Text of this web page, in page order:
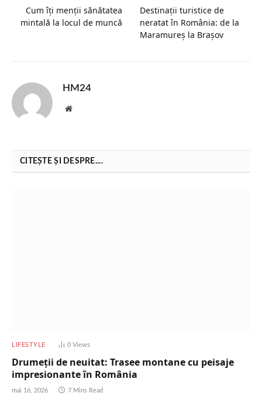
Cum îți menții sănătatea
mintală la locul de muncă
Destinații turistice de
neratat în România: de la
Maramureș la Brașov
HM24
Website
CITEȘTE ȘI DESPRE....
LIFESTYLE 0 Views
Drumeții de neuitat: Trasee montane cu peisaje
impresionante în România
mai 16, 2026 7 Mins Read